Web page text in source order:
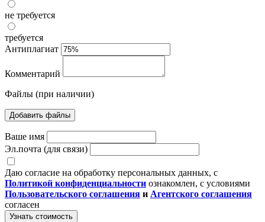
не требуется
требуется
Антиплагиат
Комментарий
Файлы (при наличии)
Добавить файлы
Ваше имя
Эл.почта (для связи)
Даю согласие на обработку персональных данных, с
Политикой конфиденциальности ознакомлен, с условиями
Пользовательского соглашения и Агентского соглашения
согласен
Узнать стоимость